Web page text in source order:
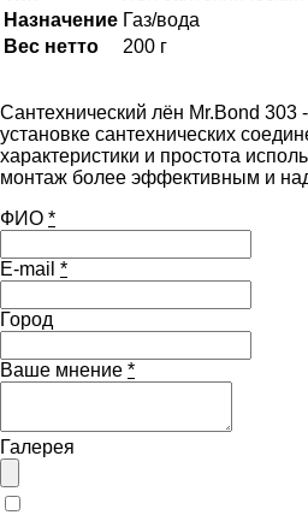
Назначение Газ/вода
Вес нетто
200 г
Сантехнический лён Mr.Bond
установке сантехнических
характеристики и простота
монтаж более эффективным и
ФИО *
E-mail *
Город
Ваше мнение *
Галерея